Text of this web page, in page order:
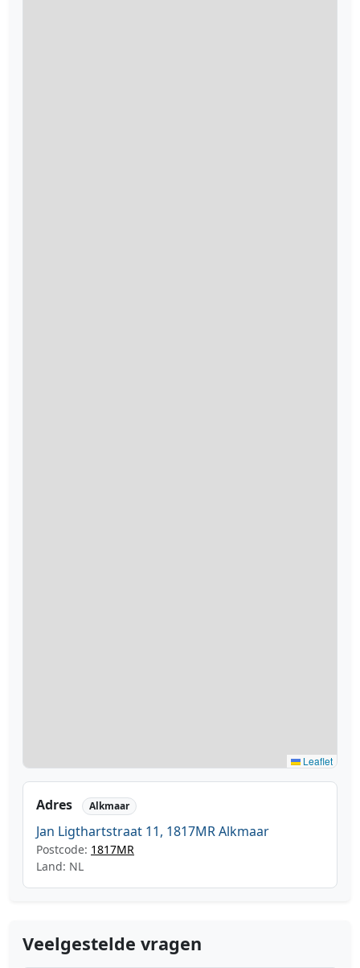
Leaflet
Adres Alkmaar
Jan Ligthartstraat 11, 1817MR Alkmaar
Postcode: 1817MR
Land: NL
Veelgestelde vragen